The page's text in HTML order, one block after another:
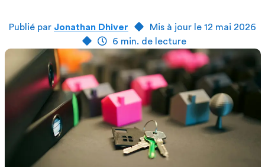
Publié par Jonathan Dhiver
Mis à jour le 12 mai 2026
6 min. de lecture